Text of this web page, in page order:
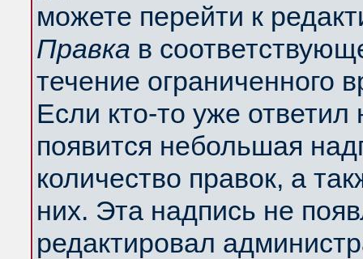
можете перейти к
Правка в
течение ограниченного
Если кто-то уже
появится небольшая
количество правок, а
них. Эта надпись не
редактировал